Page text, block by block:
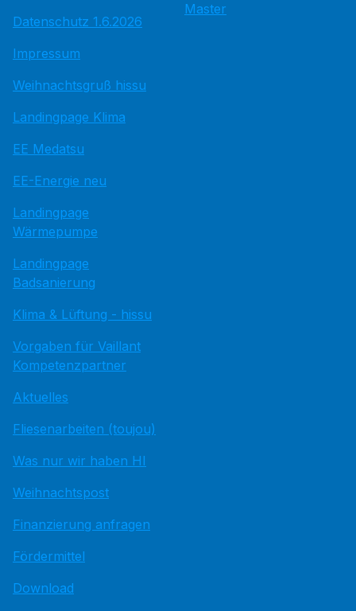
Datenschutz 1.6.2026
Impressum
Weihnachtsgruß hissu
Landingpage Klima
EE Medatsu
EE-Energie neu
Landingpage
Wärmepumpe
Landingpage
Badsanierung
Klima & Lüftung - hissu
Vorgaben für Vaillant
Kompetenzpartner
Aktuelles
Fliesenarbeiten (toujou)
Was nur wir haben HI
Weihnachtspost
Finanzierung anfragen
Fördermittel
Download
Master